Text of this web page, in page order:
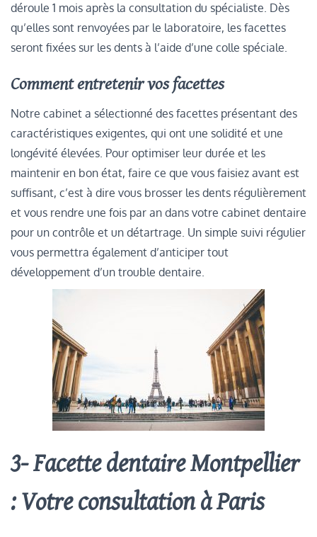
déroule 1 mois après la consultation du spécialiste. Dès
qu’elles sont renvoyées par le laboratoire, les facettes
seront fixées sur les dents à l’aide d’une colle spéciale.
Comment entretenir vos facettes
Notre cabinet a sélectionné des facettes présentant des
caractéristiques exigentes, qui ont une solidité et une
longévité élevées. Pour optimiser leur durée et les
maintenir en bon état, faire ce que vous faisiez avant est
suffisant, c’est à dire vous brosser les dents régulièrement
et vous rendre une fois par an dans votre cabinet dentaire
pour un contrôle et un détartrage. Un simple suivi régulier
vous permettra également d’anticiper tout
développement d’un trouble dentaire.
3- Facette dentaire Montpellier
: Votre consultation à Paris